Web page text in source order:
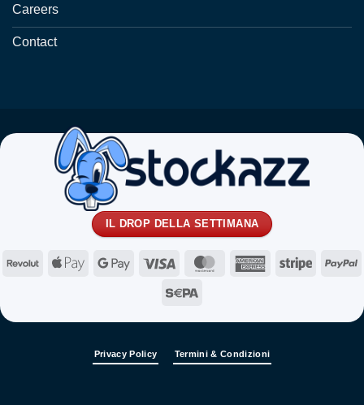
Careers
Contact
IL DROP DELLA SETTIMANA
RevolutApple
Google
Visa MasterCardAmericanStripe
Privacy Policy Termini & Condizioni